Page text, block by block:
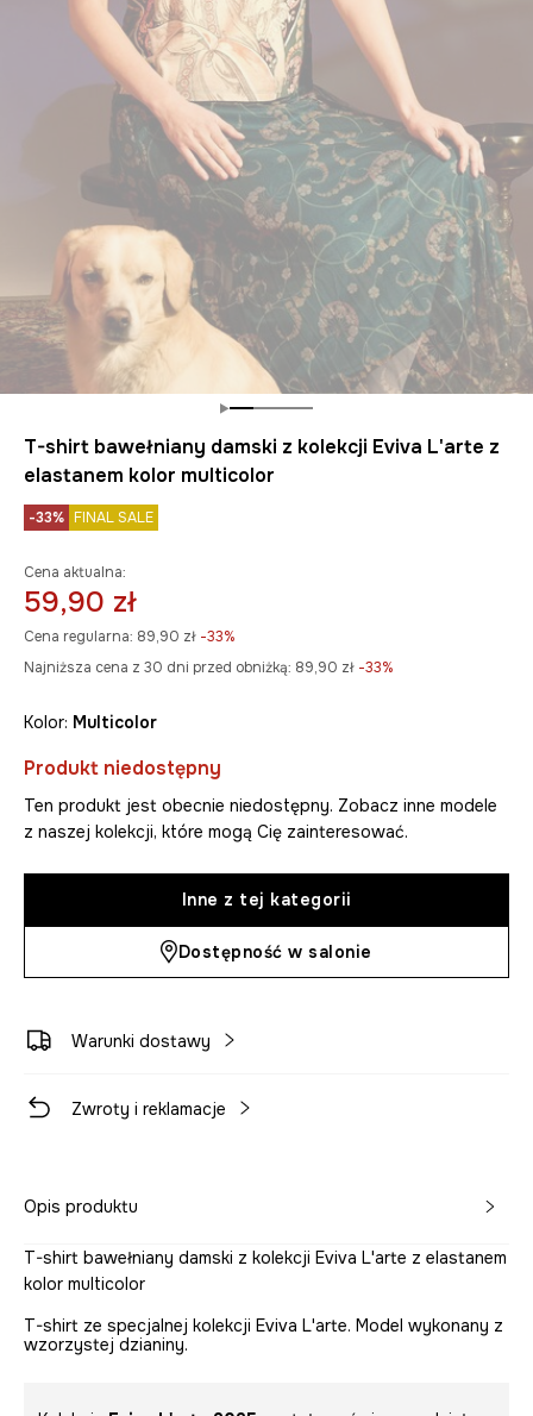
T-shirt bawełniany damski z kolekcji Eviva L'arte z
elastanem kolor multicolor
-33% FINAL SALE
Cena aktualna:
59,90 zł
Cena regularna: 89,90 zł -33%
Najniższa cena z 30 dni przed obniżką: 89,90 zł -33%
Kolor: multicolor
Produkt niedostępny
Ten produkt jest obecnie niedostępny. Zobacz inne modele
z naszej kolekcji, które mogą Cię zainteresować.
Inne z tej kategorii
Dostępność w salonie
Warunki dostawy
Zwroty i reklamacje
Opis produktu
T-shirt bawełniany damski z kolekcji Eviva L'arte z elastanem
kolor multicolor
T-shirt ze specjalnej kolekcji Eviva L'arte. Model wykonany z
wzorzystej dzianiny.